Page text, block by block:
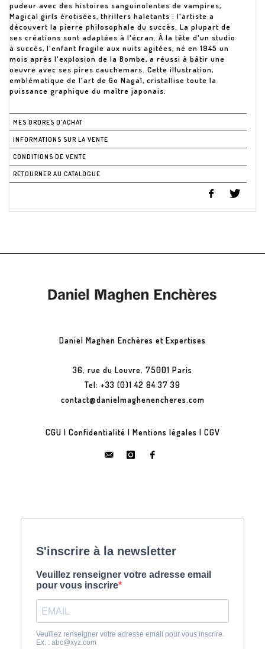
pudeur avec des histoires sanguinolentes de vampires,
Magical girls érotisées, thrillers haletants : l'artiste a
découvert la pierre philosophale du succès. La plupart de
ses créations sont adaptées à l'écran. À la tête d'un studio
à succès, l'enfant fragile aux nuits agitées, né en 1945 un
mois après l'explosion de la Bombe, a réussi à bâtir une
oeuvre avec ses pires cauchemars. Cette illustration,
emblématique de l'art de Go Nagaï, cristallise toute la
puissance graphique du maître japonais.
MES ORDRES D'ACHAT
INFORMATIONS SUR LA VENTE
CONDITIONS DE VENTE
RETOURNER AU CATALOGUE
Daniel Maghen Enchères et Expertises
36, rue du Louvre, 75001 Paris
Tel: +33 (0)1 42 84 37 39
contact@danielmaghenencheres.com
CGU | Confidentialité | Mentions légales | CGV